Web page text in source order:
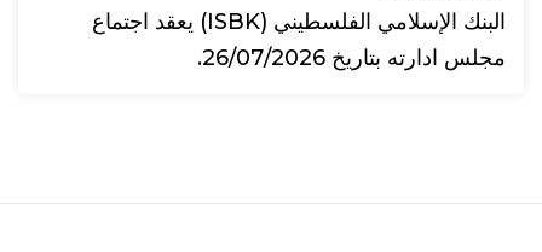
البنك الإسلامي الفلسطيني (ISBK) يعقد اجتماع
مجلس ادارته بتاريخ 26/07/2026.